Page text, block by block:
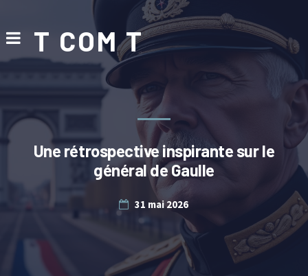
T COM T
Une rétrospective inspirante sur le
général de Gaulle
31 mai 2026